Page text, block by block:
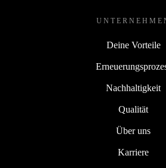
Deine Vorteile
Nachhaltigkeit
Qualität
Über uns
Karriere